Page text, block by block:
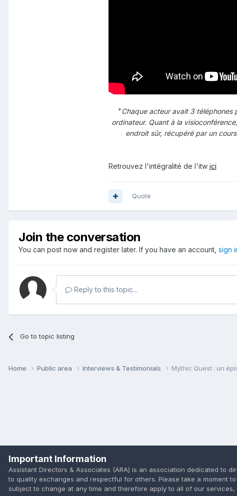
" Chaque acteur avait 3 téléphones
ordinateur. Quant à la
endroit sûr, récupéré par un
Retrouvez l'intégralité de l'itw ici
Quote
Join the conversation
You can post now and register later. If you have an account, sign
Reply to this topic...
Go to topic listing
Home Public area Interviews & Testimonials Mythic Quest : un
Important Information
Assistant Directors & Associates (ARA) is an association dedicated to
to quality exchanges and respectful for others. Please take a moment
subject to change at any time and therefore apply to all of our